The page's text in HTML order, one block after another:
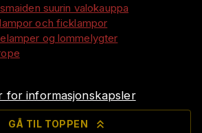
suurin valokauppa
och ficklampor
og lommelygter
for informasjonskapsler
GÅ TIL TOPPEN